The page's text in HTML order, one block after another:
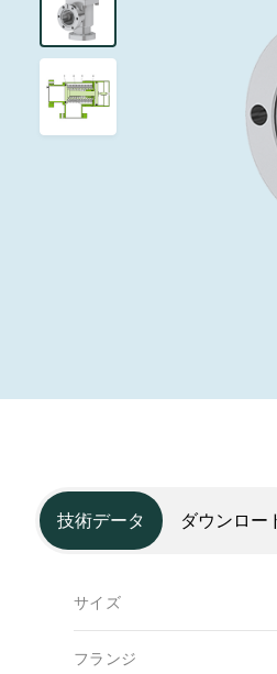
サプライチェーンマネジメ
ダウンロード
技術データ ダウンロー
サイズ
フランジ